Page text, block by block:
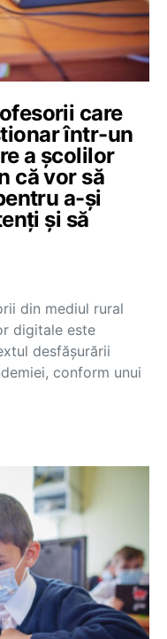
care
într-un
a școlilor
că vor să
a-și
și să
din mediul rural
digitale este
desfăşurării
conform unui